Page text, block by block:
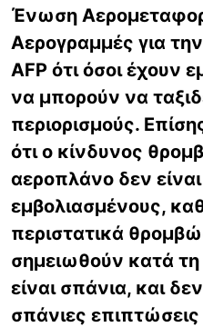
Ένωση
Αερογραμμές για
AFP ότι όσοι έχουν
να μπορούν να
περιορισμούς.
ότι ο κίνδυνος
αεροπλάνο δεν
εμβολιασμένους,
περιστατικά
σημειωθούν κατά
είναι σπάνια, και
σπάνιες